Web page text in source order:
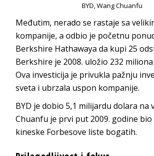
BYD, Wang Chuanfu
Međutim, nerado se rastaje sa
kompanije, a odbio je početnu
Berkshire Hathawaya da kupi 25
Berkshire je 2008. uložio 232
Ova investicija je privukla pažnju
sveta i ubrzala uspon kompanije.
BYD je dobio 5,1 milijardu dolara na
Chuanfu je prvi put 2009. godine
kineske Forbesove liste bogatih.